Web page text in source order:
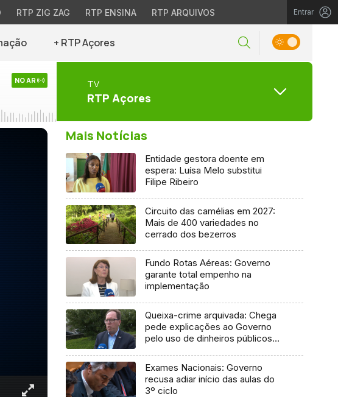
RTP ZIG ZAG RTP ENSINA RTP ARQUIVOS Entrar
+ RTP Açores
NO AR TV
RTP Açores
Mais Notícias
Entidade gestora doente em
espera: Luísa Melo substitui
Filipe Ribeiro
Circuito das camélias em 2027:
Mais de 400 variedades no
cerrado dos bezerros
Fundo Rotas Aéreas: Governo
garante total empenho na
implementação
Queixa-crime arquivada: Chega
pede explicações ao Governo
pelo uso de dinheiros públicos
Exames Nacionais: Governo
recusa adiar início das aulas do
3º ciclo